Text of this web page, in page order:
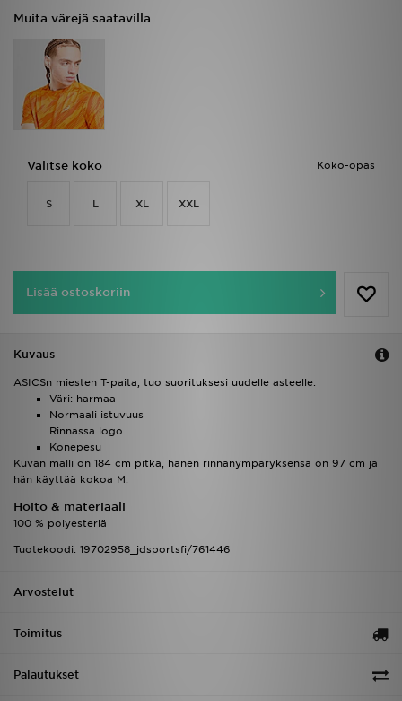
Muita värejä saatavilla
Koko-opas
Valitse koko
S L XL XXL
Lisää ostoskoriin
Kuvaus
ASICSn miesten T-paita, tuo suorituksesi uudelle asteelle.
Väri: harmaa
Normaali istuvuus
Rinnassa logo
Konepesu
Kuvan malli on 184 cm pitkä, hänen rinnanympäryksensä on 97 cm ja
hän käyttää kokoa M.
Hoito & materiaali
100 % polyesteriä
Tuotekoodi: 19702958_jdsportsfi/761446
Arvostelut
Toimitus
Palautukset